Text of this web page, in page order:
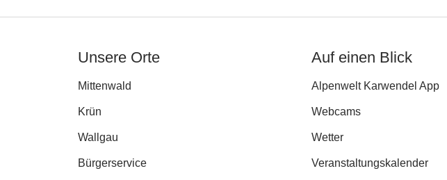
Unsere Orte
Mittenwald
Krün
Wallgau
Bürgerservice
Auf einen Blick
Alpenwelt Karwendel App
Webcams
Wetter
Veranstaltungs­kalender